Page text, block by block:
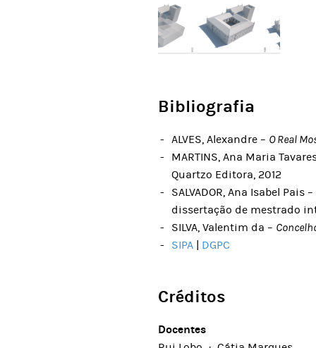
Bibliografia
ALVES, Alexandre – O Real
MARTINS, Ana Maria
Quartzo Editora, 2012
SALVADOR, Ana Isabel Pais –
dissertação de mestrado
SILVA, Valentim da –
SIPA | DGPC
Créditos
Docentes